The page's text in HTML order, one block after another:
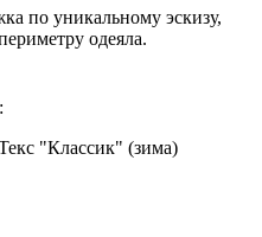
по уникальному эскизу,
одеяла.
"Классик" (зима)